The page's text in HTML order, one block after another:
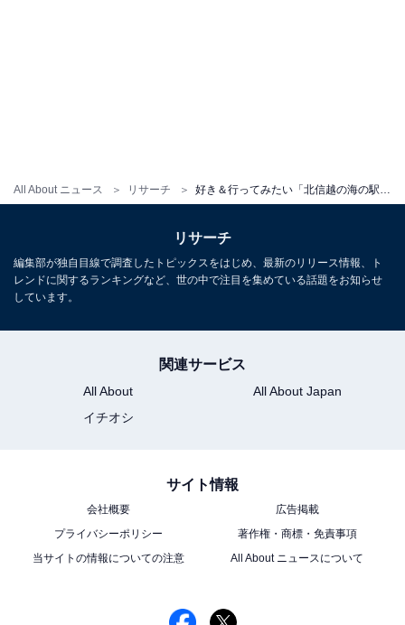
All About ニュース リサーチ
リサーチ
編集部が独自目線で調査したトピックスをはじめ、最新のリリース情報、ト
レンドに関するランキングなど、世の中で注目を集めている話題をお知らせ
しています。
関連サービス
All About
All About Japan
イチオシ
サイト情報
会社概要
広告掲載
プライバシーポリシー
著作権・商標・免責事項
当サイトの情報についての注意
All About ニュースについて